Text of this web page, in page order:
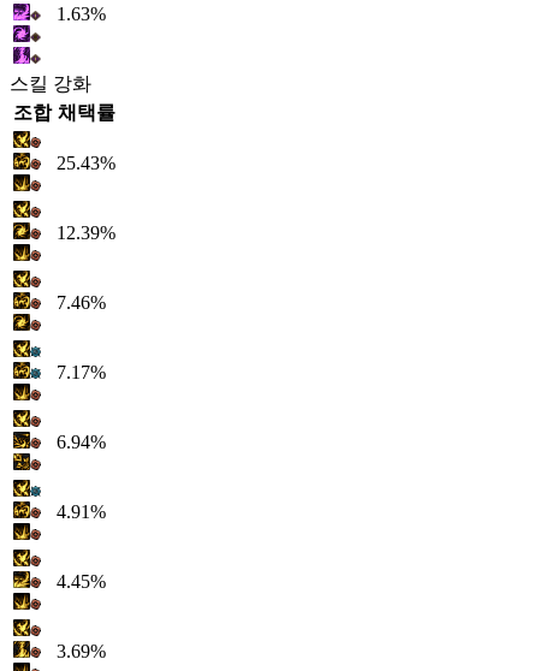
1.63%
스킬 강화
조합 채택률
25.43%
12.39%
7.46%
7.17%
6.94%
4.91%
4.45%
3.69%